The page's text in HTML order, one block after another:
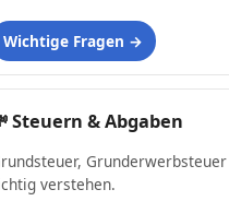
Wichtige Fragen
Steuern & Abgaben
verstehen.